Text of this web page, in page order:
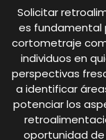
Solicitar
es fundamental
cortometraje
individuos en
perspectivas
a identificar
potenciar los
oportunidad